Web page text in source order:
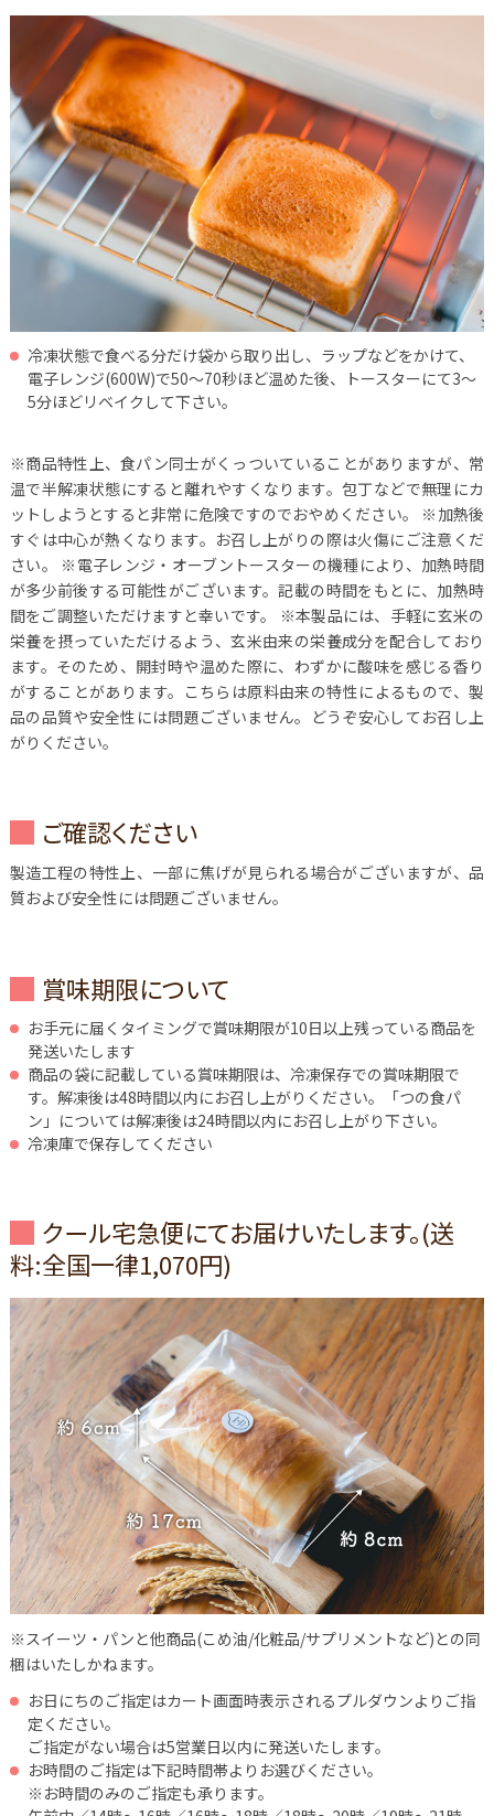
冷凍状態で食べる分だけ袋から取り出し、ラップなどをかけて、
電子レンジ(600W)で50～70秒ほど温めた後、トースターにて3～
5分ほどリベイクして下さい。
※商品特性上、食パン同士がくっついていることがありますが、常
温で半解凍状態にすると離れやすくなります。包丁などで無理にカ
ットしようとすると非常に危険ですのでおやめください。
※加熱後
すぐは中心が熱くなります。お召し上がりの際は火傷にご注意くだ
さい。
※電子レンジ・オーブントースターの機種により、加熱時間
が多少前後する可能性がございます。記載の時間をもとに、加熱時
間をご調整いただけますと幸いです。
※本製品には、手軽に玄米の
栄養を摂っていただけるよう、玄米由来の栄養成分を配合しており
ます。そのため、開封時や温めた際に、わずかに酸味を感じる香り
がすることがあります。こちらは原料由来の特性によるもので、製
品の品質や安全性には問題ございません。どうぞ安心してお召し上
がりください。
ご確認ください
製造工程の特性上、一部に焦げが見られる場合がございますが、品
質および安全性には問題ございません。
賞味期限について
お手元に届くタイミングで賞味期限が10日以上残っている商品を
発送いたします
商品の袋に記載している賞味期限は、冷凍保存での賞味期限で
す。解凍後は48時間以内にお召し上がりください。「つの食パ
ン」については解凍後は24時間以内にお召し上がり下さい。
冷凍庫で保存してください
クール宅急便にてお届けいたします。(送
料:全国一律1,070円)
※スイーツ・パンと他商品(こめ油/化粧品/サプリメントなど)との同
梱はいたしかねます。
お日にちのご指定はカート画面時表示されるプルダウンよりご指
定ください。
ご指定がない場合は5営業日以内に発送いたします。
お時間のご指定は下記時間帯よりお選びください。
※お時間のみのご指定も承ります。